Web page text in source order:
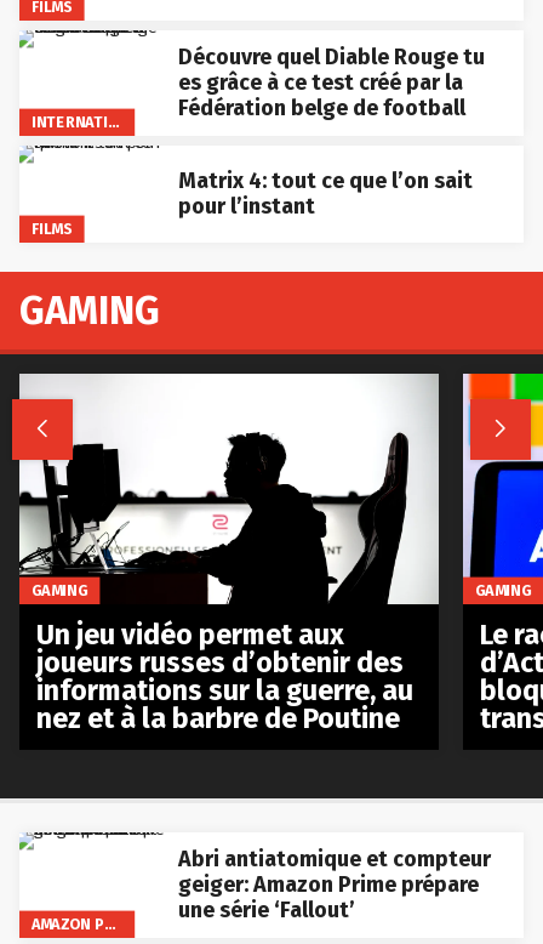
FILMS
INTERNATIONAL
Découvre quel Diable Rouge tu
es grâce à ce test créé par la
Fédération belge de football
FILMS
Matrix 4: tout ce que l’on sait
pour l’instant
AMAZON PRIME VIDEO
Abri antiatomique et compteur
geiger: Amazon Prime prépare
une série ‘Fallout’
GAMING
 
GAMING
Un jeu vidéo permet aux
joueurs russes d’obtenir des
informations sur la guerre, au
nez et à la barbre de Poutine
GAMING
Le